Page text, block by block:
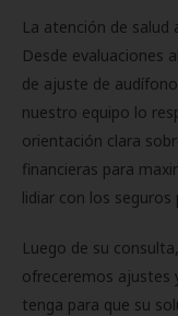
La atención de salud
Desde evaluaciones
de ajuste de
nuestro equipo lo
orientación clara
financieras para
lidiar con los seguros
Luego de su
ofreceremos ajustes
tenga para que su